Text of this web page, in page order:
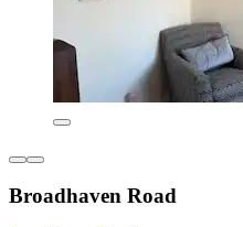
Broadhaven Road